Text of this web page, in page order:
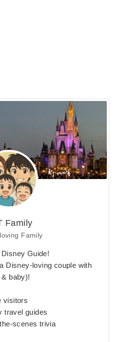
Family
Family
Guide!
Disney-loving couple with
baby)!
visitors
travel guides
scenes trivia